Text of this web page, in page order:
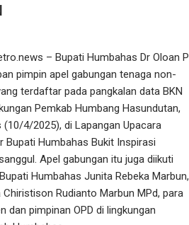
– Bupati Humbahas Dr Oloan P
pimpin apel gabungan tenaga non-
terdaftar pada pangkalan data BKN
Pemkab Humbang Hasundutan,
(10/4/2025), di Lapangan Upacara
Bupati Humbahas Bukit Inspirasi
Apel gabungan itu juga diikuti
Humbahas Junita Rebeka Marbun,
Chiristison Rudianto Marbun MPd, para
dan pimpinan OPD di lingkungan